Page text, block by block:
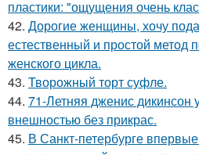
пластики: "ощущения очень
42. Дорогие женщины, хочу
естественный и простой метод
женского цикла.
43. Творожный торт суфле.
44. 71-Летняя дженис дикинсон
внешностью без прикрас.
45. В Санкт-петербурге